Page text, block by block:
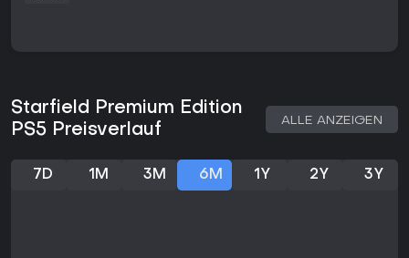
Ladekapazität und Kampfstärke beeinflussen. Am Boden
Lebensformen gescannt werden. Das Kampfsystem
kombiniert Feuerwaffen mit Fähigkeiten aus Skill-Bäumen, die
sich auf Kampf, Wissenschaft und soziale Interaktion
Ausrüstung Raum für Ermittlungen, Verhandlungen oder
gelegentliche Stealth-Elemente.
Starfield Premium Edition
PS5 Preisverlauf
ALLE ANZEIGEN
7D 1M 3M 6M 1Y 2Y 3Y